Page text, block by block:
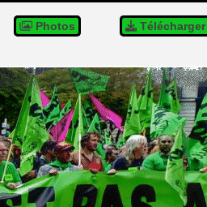
Photos Télécharger